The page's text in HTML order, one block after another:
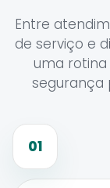
Entre
de serviço e
uma
segurança
01